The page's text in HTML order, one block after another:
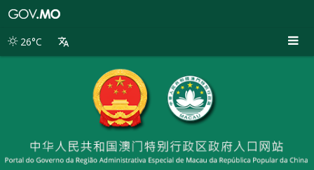
别
26°C